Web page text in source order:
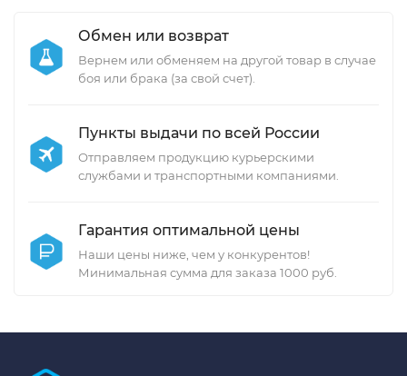
Обмен или возврат
Вернем или обменяем на другой товар в случае
боя или брака (за свой счет).
Пункты выдачи по всей России
Отправляем продукцию курьерскими
службами и транспортными компаниями.
Гарантия оптимальной цены
Наши цены ниже, чем у конкурентов!
Минимальная сумма для заказа 1000 руб.